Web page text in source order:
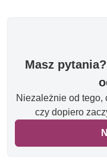
Masz
Niezależnie od tego,
czy dopiero